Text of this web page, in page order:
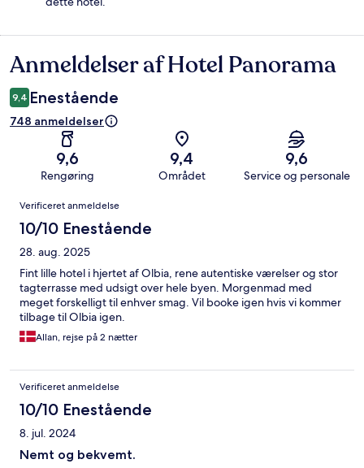
Anmeldelser
Anmeldelser af Hotel Panorama
9,4 Enestående
748 anmeldelser
9,6
Rengøring
9,4
Området
9,6
Service og personale
Anmeldelser
Verificeret anmeldelse
10/10 Enestående
28. aug. 2025
Fint lille hotel i hjertet af Olbia, rene autentiske værelser og stor
tagterrasse med udsigt over hele byen. Morgenmad med
meget forskelligt til enhver smag. Vil booke igen hvis vi kommer
tilbage til Olbia igen.
Allan, rejse på 2 nætter
Verificeret anmeldelse
10/10 Enestående
8. jul. 2024
Nemt og bekvemt.